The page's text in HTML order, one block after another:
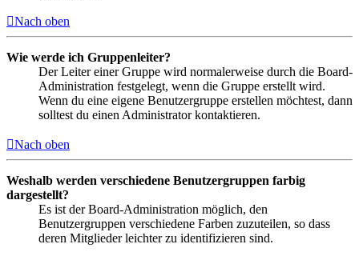
Nach oben
Wie werde ich Gruppenleiter?
Der Leiter einer Gruppe wird normalerweise durch die Board-
Administration festgelegt, wenn die Gruppe erstellt wird.
Wenn du eine eigene Benutzergruppe erstellen möchtest, dann
solltest du einen Administrator kontaktieren.
Nach oben
Weshalb werden verschiedene Benutzergruppen farbig
dargestellt?
Es ist der Board-Administration möglich, den
Benutzergruppen verschiedene Farben zuzuteilen, so dass
deren Mitglieder leichter zu identifizieren sind.